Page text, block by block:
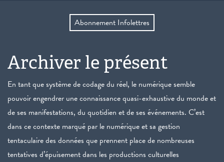
Abonnement Infolettres
Archiver le présent
En tant que système de codage du réel, le numérique semble
pouvoir engendrer une connaissance quasi-exhaustive du monde et
de ses manifestations, du quotidien et de ses événements. C’est
dans ce contexte marqué par le numérique et sa gestion
tentaculaire des données que prennent place de nombreuses
tentatives d’épuisement dans les productions culturelles